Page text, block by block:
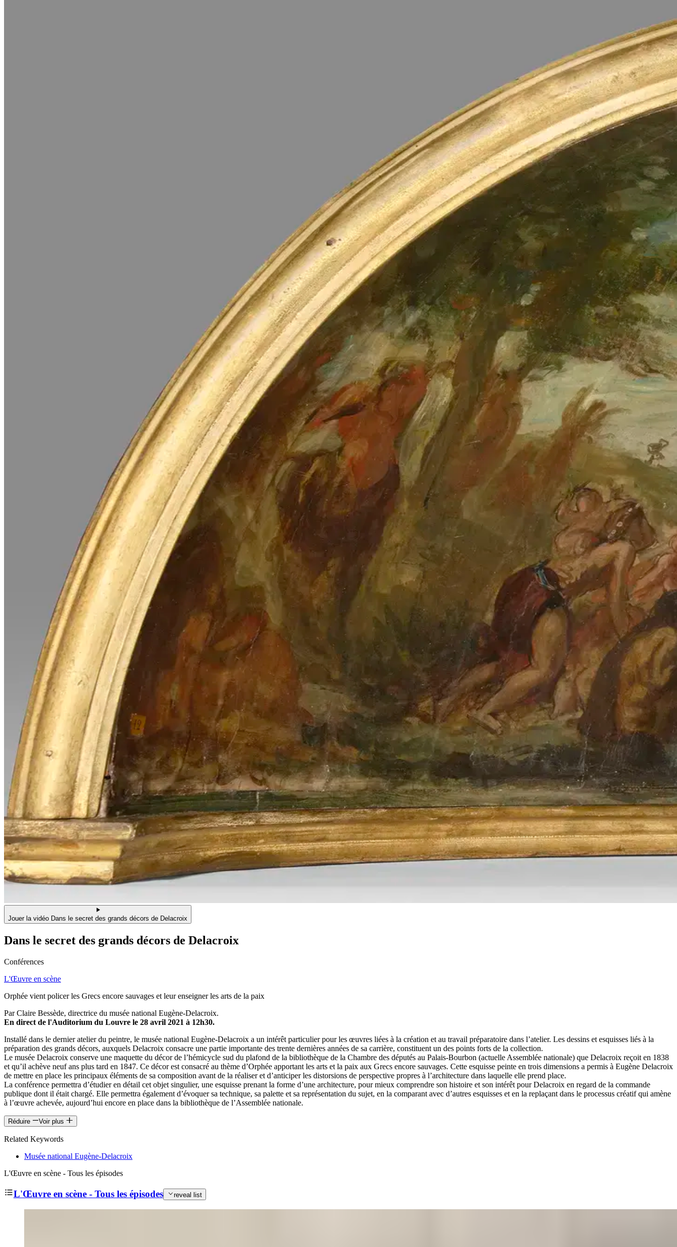
Jouer la vidéo Dans le secret des grands décors de Delacroix
Dans le secret des grands décors de Delacroix
Conférences
L'Œuvre en scène
Orphée vient policer les Grecs encore sauvages et leur enseigner les arts de la paix
Par Claire Bessède, directrice du musée national Eugène-Delacroix.
En direct de l'Auditorium du Louvre le 28 avril 2021 à 12h30.
Installé dans le dernier atelier du peintre, le musée national Eugène-Delacroix a un intérêt particulier pour les œuvres liées à la création et au travail préparatoire dans l’atelier. Les dessins et esquisses liés à la
préparation des grands décors, auxquels Delacroix consacre une partie importante des trente dernières années de sa carrière, constituent un des points forts de la collection.
Le musée Delacroix conserve une maquette du décor de l’hémicycle sud du plafond de la bibliothèque de la Chambre des députés au Palais-Bourbon (actuelle Assemblée nationale) que Delacroix reçoit en 1838
et qu’il achève neuf ans plus tard en 1847. Ce décor est consacré au thème d’Orphée apportant les arts et la paix aux Grecs encore sauvages. Cette esquisse peinte en trois dimensions a permis à Eugène Delacroix
de mettre en place les principaux éléments de sa composition avant de la réaliser et d’anticiper les distorsions de perspective propres à l’architecture dans laquelle elle prend place.
La conférence permettra d’étudier en détail cet objet singulier, une esquisse prenant la forme d’une architecture, pour mieux comprendre son histoire et son intérêt pour Delacroix en regard de la commande
publique dont il était chargé. Elle permettra également d’évoquer sa technique, sa palette et sa représentation du sujet, en la comparant avec d’autres esquisses et en la replaçant dans le processus créatif qui amène
à l’œuvre achevée, aujourd’hui encore en place dans la bibliothèque de l’Assemblée nationale.
Réduire Voir plus
Related Keywords
Musée national Eugène-Delacroix
L'Œuvre en scène - Tous les épisodes
L'Œuvre en scène - Tous les épisodes reveal list